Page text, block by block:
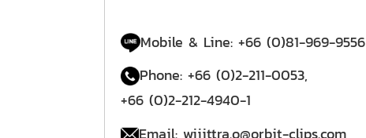
​​​Mobile & Line: +66 (0)81-969-9556
​Phone: +66 (0)2-211-0053,
+66 (0)2-212-4940-1
​​​Email: wijittra.o@orbit-clips.com